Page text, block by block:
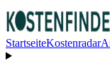
StartseiteKostenradar